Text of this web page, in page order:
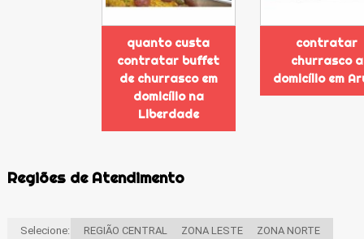
quanto custa
contratar buffet
de churrasco em
domicílio na
Liberdade
contratar
churrasco a
domicílio em
Regiões de Atendimento
Selecione: REGIÃO CENTRAL ZONA LESTE ZONA NORTE